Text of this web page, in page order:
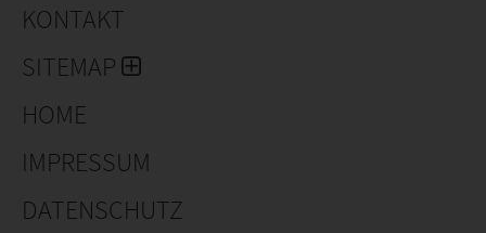
KONTAKT
SITEMAP
HOME
IMPRESSUM
DATENSCHUTZ